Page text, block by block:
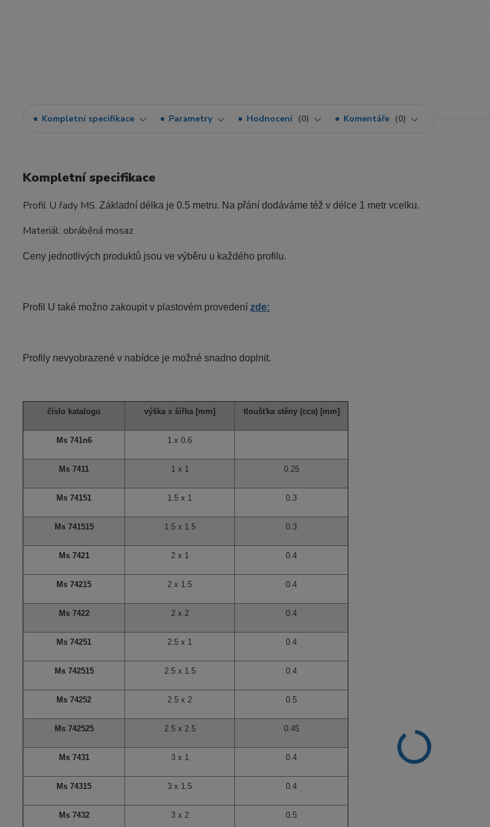
Kompletní specifikace Parametry Hodnocení 0 Komentáře 0
Kompletní specifikace
Profil U řady MS. Základní délka je 0.5 metru. Na přání dodáváme též v délce 1 metr vcelku.
Materiál: obráběná mosaz
Ceny jednotlivých produktů jsou ve výběru u každého profilu.
Profil U také možno zakoupit v plastovém provedení zde:
Profily nevyobrazené v nabídce je možné snadno doplnit.
číslo katalogu výška x šířka [mm] tloušťka stěny (cca) [mm]
Ms 741n6 1 x 0.6
Ms 7411 1 x 1 0.25
Ms 74151 1.5 x 1 0.3
Ms 741515 1.5 x 1.5 0.3
Ms 7421 2 x 1 0.4
Ms 74215 2 x 1.5 0.4
Ms 7422 2 x 2 0.4
Ms 74251 2.5 x 1 0.4
Ms 742515 2.5 x 1.5 0.4
Ms 74252 2.5 x 2 0.5
Ms 742525 2.5 x 2.5 0.45
Ms 7431 3 x 1 0.4
Ms 74315 3 x 1.5 0.4
Ms 7432 3 x 2 0.5